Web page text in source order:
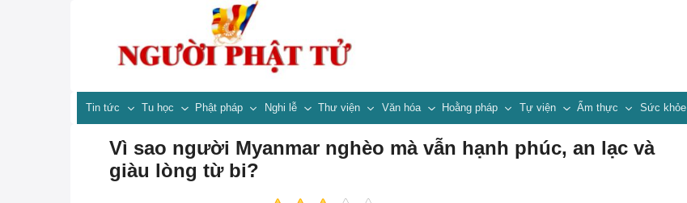
Tin tức Tu học Phật pháp Nghi lễ Thư viện Văn hóa Hoằng pháp Tự viện Ẩm thực Sức khỏe
Vì sao người Myanmar nghèo mà vẫn hạnh phúc, an lạc và
giàu lòng từ bi?